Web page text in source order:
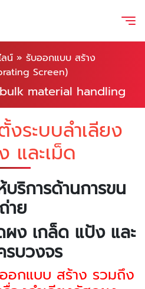
น์ » รับออกแบบ สร้าง
Screen)
material handling
ระบบลำเลียง
และเม็ด
ริการด้านการขน
ถ่าย
ง เกล็ด แป้ง และ
รบวงจร
อกแบบ สร้าง รวมถึง